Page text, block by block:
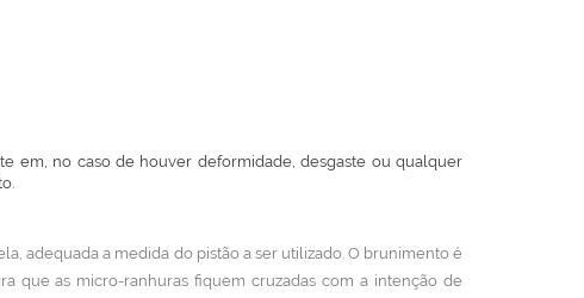
em, no caso de houver deformidade, desgaste ou qualquer
adequada a medida do pistão a ser utilizado. O brunimento é
que as micro-ranhuras fiquem cruzadas com a intenção de